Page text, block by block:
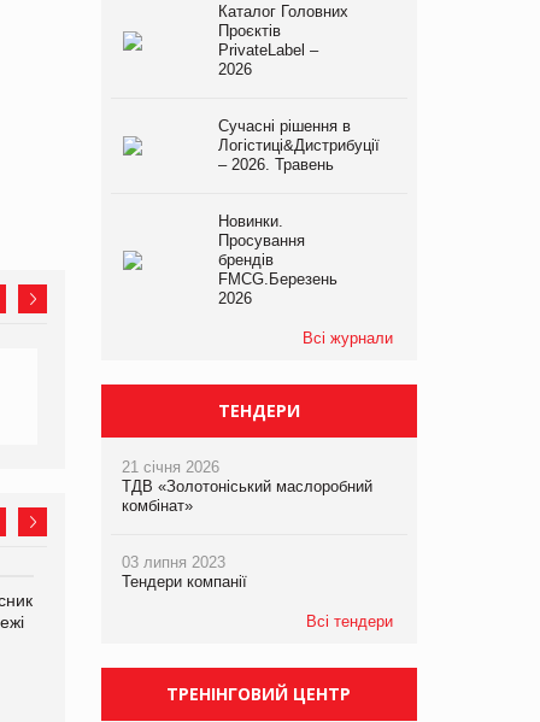
виробництва
компанії «УкраМарин»
Каталог Головних
Проєктів
PrivateLabel –
2026
Сучасні рішення в
Логістиці&Дистрибуції
– 2026. Травень
Новинки.
Просування
брендів
FMCG.Березень
2026
Всі журнали
ТЕНДЕРИ
21 січня 2026
ТДВ «Золотоніський маслоробний
комбінат»
03 липня 2023
Тендери компанії
Всі тендери
ТРЕНІНГОВИЙ ЦЕНТР